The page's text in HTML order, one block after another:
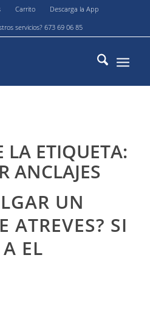
Carrito
Descarga la App
servicios? 673 69 06 85
LA ETIQUETA:
ANCLAJES
UN
ATREVES? SI
EL